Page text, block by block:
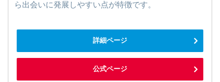
ら出会いに発展しやすい点が特徴です。
詳細ページ
公式ページ